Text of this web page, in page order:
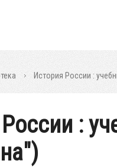
История России :
: